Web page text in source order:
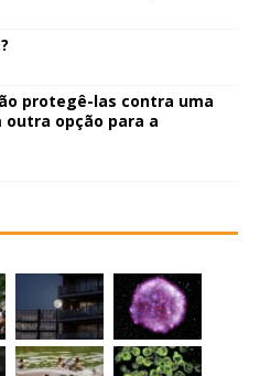
protegê-las contra uma
outra opção para a